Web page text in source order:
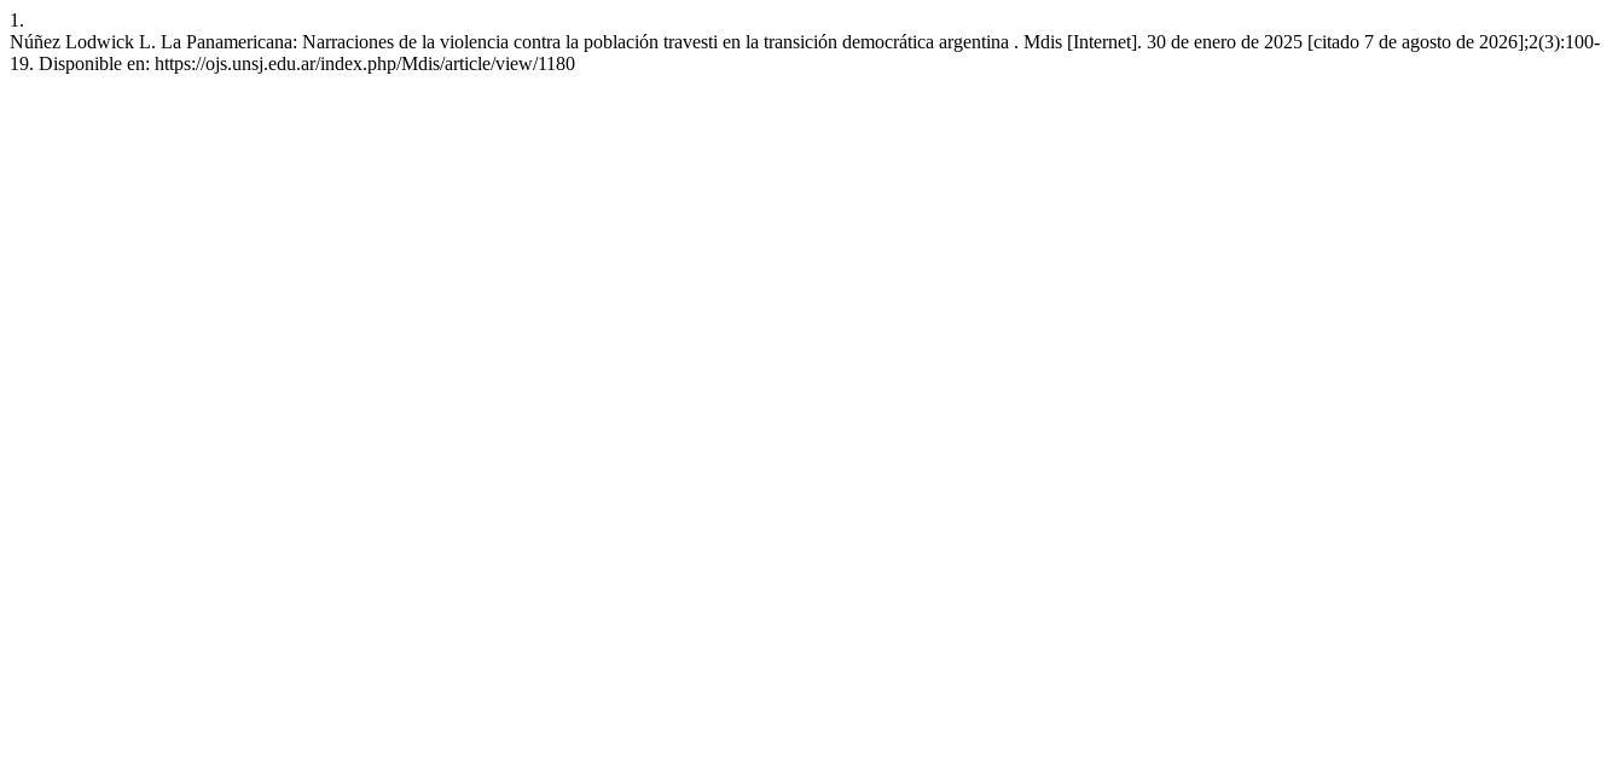
1.
Núñez Lodwick L. La Panamericana: Narraciones de la violencia contra la población travesti en la transición democrática argentina . Mdis [Internet]. 30 de enero de 2025 [citado 7 de agosto de 2026];2(3):100-
19. Disponible en: https://ojs.unsj.edu.ar/index.php/Mdis/article/view/1180